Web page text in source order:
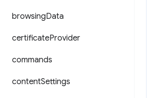
browsingData
certificateProvider
commands
contentSettings